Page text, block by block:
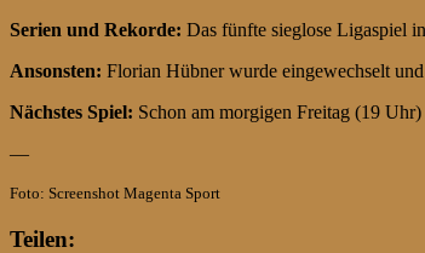
Serien und Rekorde: Das fünfte sieglose Ligaspiel
Ansonsten: Florian Hübner wurde eingewechselt
Nächstes Spiel: Schon am morgigen Freitag (19
—
Foto: Screenshot Magenta Sport
Teilen: